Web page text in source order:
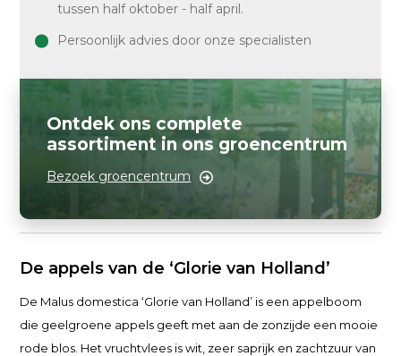
tussen half oktober - half april.
Persoonlijk advies door onze specialisten
Ontdek ons complete
assortiment in ons groencentrum
Bezoek groencentrum
De appels van de ‘Glorie van Holland’
De Malus domestica ‘Glorie van Holland’ is een appelboom
die geelgroene appels geeft met aan de zonzijde een mooie
rode blos. Het vruchtvlees is wit, zeer saprijk en zachtzuur van